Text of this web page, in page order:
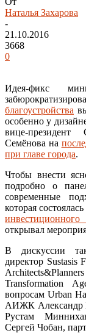
Наталья Захарова
-
21.10.2016
3668
0
Идея-фикс
благоустройства
особенно у
вице-
Семёнова на
при главе города.
Чтобы внести
подробно о
современные
которая
открывал
В дискуссии
директор
Transformation
вопросам Urban
АИЖК Александр
Рустам
Сергей Чобан,